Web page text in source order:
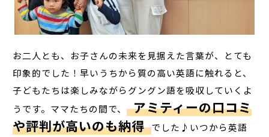
お二人とも、お子さんの未来を見据えた言葉が、とても
印象的でした！早いうちから質の高い英語に触れると、
子どもたちは楽しみながらグングン語を吸収していくよ
うです。ママたちの間で、 アミティーの口コミ
や評判が高いのも納得 でした♪いつから英語